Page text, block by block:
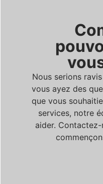
Nous serions
vous ayez des
que vous
services, notre
aider.